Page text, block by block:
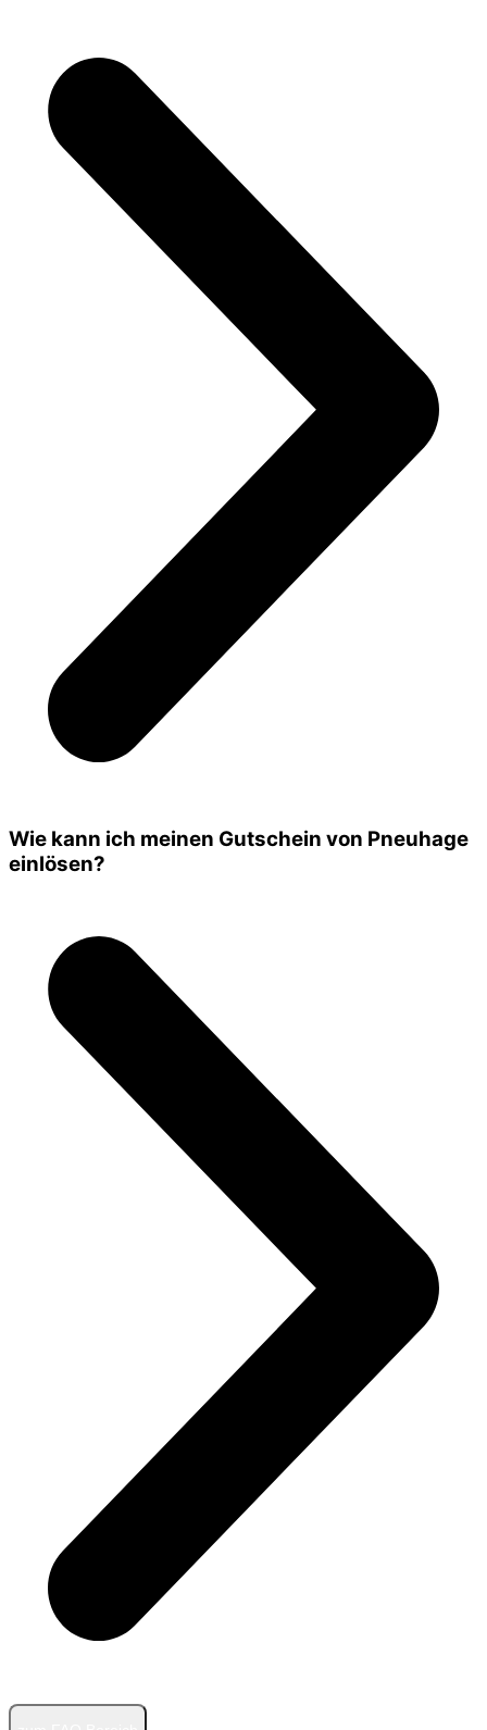
Wie kann ich meinen Gutschein von Pneuhage
einlösen?